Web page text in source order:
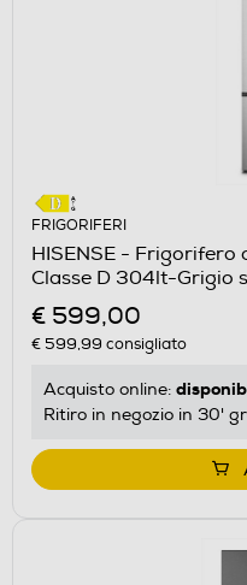
FRIGORIFERI
HISENSE - Frigorifero
Classe D 304lt-Grigio
€ 599,00
€ 599,99 consigliato
Acquisto online:
Ritiro in negozio in 30'